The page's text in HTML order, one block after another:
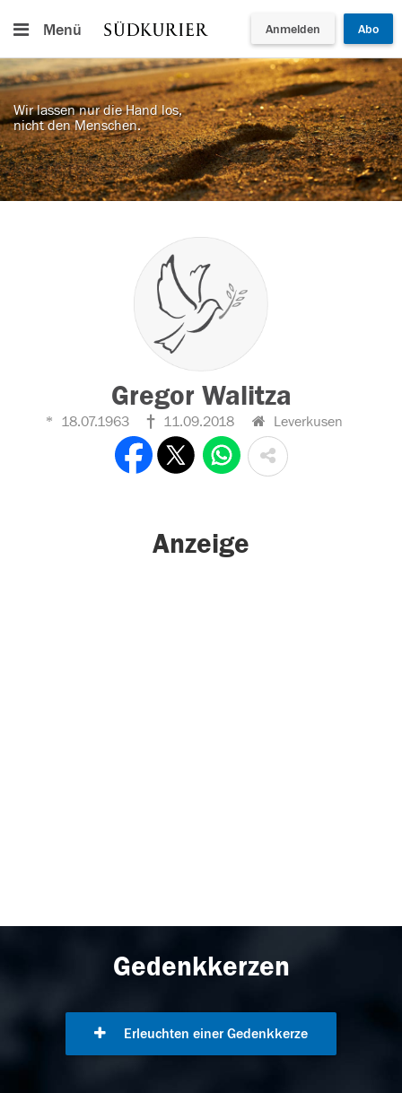
Menü Anmelden Abo
Wir lassen nur die Hand los,
nicht den Menschen.
Gregor Walitza
18.07.1963 11.09.2018 Leverkusen
Anzeige
Gedenkkerzen
Erleuchten einer Gedenkkerze